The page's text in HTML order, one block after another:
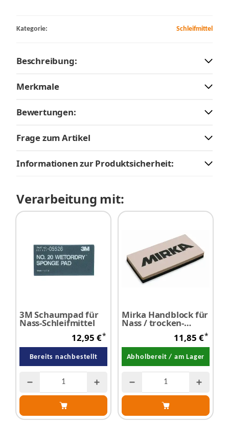
Kategorie: Schleifmittel
Beschreibung:
Merkmale
Bewertungen:
Frage zum Artikel
Informationen zur Produktsicherheit:
Verarbeitung mit:
3M Schaumpad für
Nass-Schleifmittel
12,95 €*
Bereits nachbestellt
Mirka Handblock für
Nass / trocken-
11,85 €*
Abholbereit / am Lager